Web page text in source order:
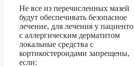
Не все из перечисленных мазей
будут обеспечивать безопасное
лечение, для лечения у
с аллергическим дерматитом
локальные средства с
кортикостероидами запрещены,
если: